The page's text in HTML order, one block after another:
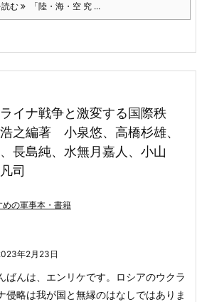
む 「陸・海・空 究 ...
イナ戦争と激変する国際秩
之編著 小泉悠、高橋杉雄、
長島純、水無月嘉人、小山
司
めの軍事本・書籍
年2月23日
ばんは、エンリケです。
ロシアのウクラ
侵略は我が国と無縁のはなしではありま